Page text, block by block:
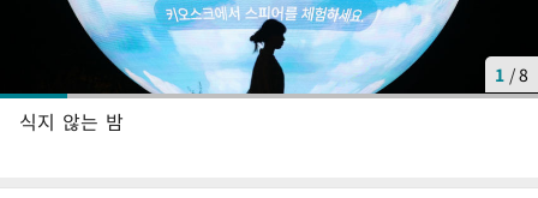
1 / 8
식지 않는 밤